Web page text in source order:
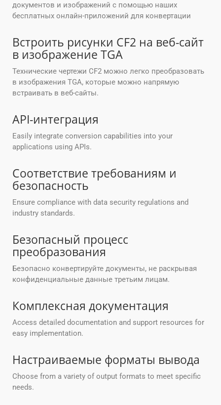
документов и изображений с помощью наших
бесплатных онлайн-приложений для конвертации
Встроить рисунки CF2 на веб-сайт
в изображение TGA
Технические чертежи CF2 можно легко преобразовать
в изображения TGA, которые можно напрямую
встраивать в веб-сайты.
API-интеграция
Easily integrate conversion capabilities into your
applications using APIs.
Соответствие требованиям и
безопасность
Ensure compliance with data security regulations and
industry standards.
Безопасный процесс
преобразования
Безопасно конвертируйте документы, не раскрывая
конфиденциальные данные третьим лицам.
Комплексная документация
Access detailed documentation and support resources for
easy implementation.
Настраиваемые форматы вывода
Choose from a variety of output formats to meet specific
needs.